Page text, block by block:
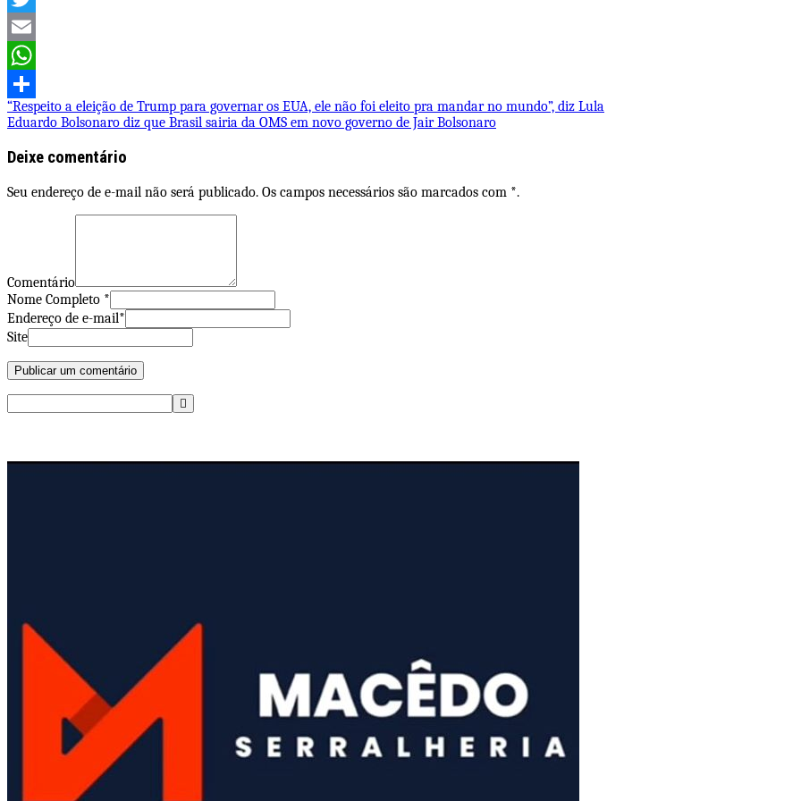
Twitter
Email
WhatsApp
Share
Navegação
de
Post
“Respeito a eleição de Trump para governar os EUA, ele não foi eleito pra mandar no mundo”, diz Lula
Eduardo Bolsonaro diz que Brasil sairia da OMS em novo governo de Jair Bolsonaro
Deixe comentário
Seu endereço de e-mail não será publicado. Os campos necessários são marcados com *.
Comentário
Nome Completo *
Endereço de e-mail*
Site
por: